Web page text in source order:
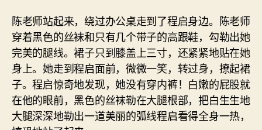
陈老师站起来，绕过办公桌走到了程启身边。陈老师
穿着黑色的丝袜和只有几个带子的高跟鞋，勾勒出她
完美的腿线。裙子只到膝盖上三寸，还紧紧地贴在她
身上。她走到程启面前，微微一笑，转过身，撩起裙
子。程启惊奇地发现，她没有穿内裤！白嫩的屁股就
在他的眼前，黑色的丝袜勒在大腿根部，把白生生地
大腿深深地勒出一道美丽的弧线程启看得全身一热，